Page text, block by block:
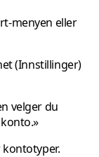
menyen eller
(Innstillinger)
velger du
kontotyper.